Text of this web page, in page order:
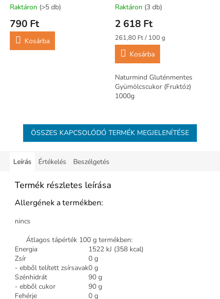
Raktáron (>5 db)
790 Ft
Kosárba
Raktáron (3 db)
2 618 Ft
Egységár:
261,80 Ft / 100 g
Kosárba
Naturmind Gluténmentes
Gyümölcscukor (Fruktóz)
1000g
ÖSSZES KAPCSOLÓDÓ TERMÉK MEGJELENÍTÉSE
Leírás Értékelés Beszélgetés
Termék részletes leírása
Allergének a termékben:
nincs
Átlagos tápérték 100 g termékben:
Energia
1522 kJ (358 kcal)
Zsír
0 g
- ebből telített zsírsavak0 g
Szénhidrát
90 g
- ebből cukor
90 g
Fehérje
0 g